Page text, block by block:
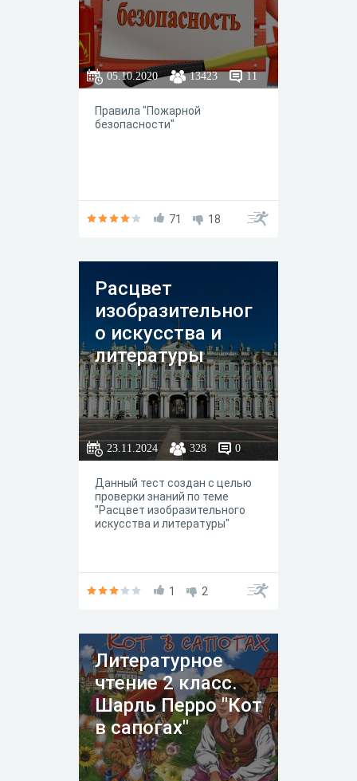
05.10.2020 13423 11
Правила "Пожарной
безопасности"
71 18
Расцвет
изобразительног
о искусства и
литературы
23.11.2024 328 0
Данный тест создан с целью
проверки знаний по теме
"Расцвет изобразительного
искусства и литературы"
1 2
Литературное
чтение 2 класс.
Шарль Перро "Кот
в сапогах"